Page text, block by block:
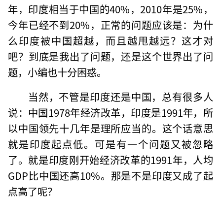
年，印度相当于中国的40%，2010年是25%，
今年已经不到20%，正常的问题应该是：为什
么印度被中国超越，而且越甩越远？这才对
吧？到底是我出了问题，还是这个世界出了问
题，小编也十分困惑。
当然，不管是印度还是中国，总有很多人
说：中国1978年经济改革，印度是1991年，所
以中国领先十几年是理所应当的。这个话意思
就是印度起点低。可是有一个问题又被忽略
了。就是印度刚开始经济改革的1991年，人均
GDP比中国还高10%。那是不是印度又成了起
点高了呢？